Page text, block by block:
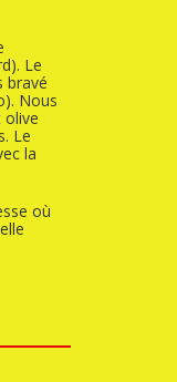
Le
bravé
Nous
olive
Le
la
où